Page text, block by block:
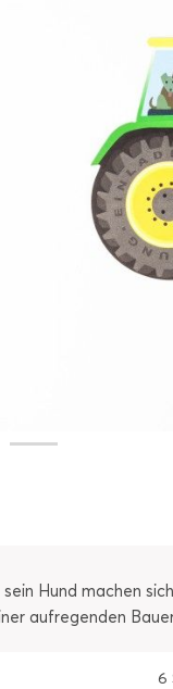
sein Hund machen
aufregenden
6